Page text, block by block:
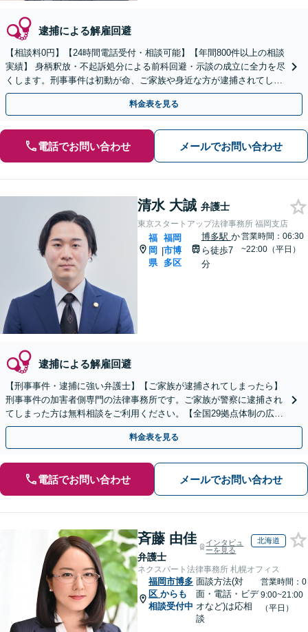
逮捕による解雇回避
【相談料0円】【24時間電話受付・相談可能】【年間800件以上の相談
実績】 身柄釈放・不起訴処分による前科回避・示談の成立に全力を尽
くします。刑事事件は初動が命、ご家族や身近な方が逮捕されてしま
ったら一刻も早くお電話ください。
料金表を見る
電話でお問い合わせ メールでお問い合わせ
清水 大誠 弁護士
東京スタートアップ法律事務所 福岡支店
福
岡
県
|
福岡
市博
多区
博多駅 か
ら徒歩7
分
営業時間：06:30
~22:00（平日）
逮捕による解雇回避
【刑事事件・逮捕に強い弁護士】【ご家族が逮捕されてしまったら】
刑事事件の加害者側専門の法律事務所です。ご家族が警察に逮捕され
てしまった方は無料相談をご利用ください。【全国29拠点体制の広域
対応】【弁護士待機中/当日中の電話相談可(予約制)】
料金表を見る
電話でお問い合わせ メールでお問い合わせ
斉藤 由佳
弁護士
インタビュ
ーを見る
北海道
ネクスパート法律事務所 札幌オフィス
福岡市博多
区 からも
相談受付中
面談方法(対
面・電話・ビデ
オなど)は応相
談
営業時間：0
9:00~21:00
（平日）